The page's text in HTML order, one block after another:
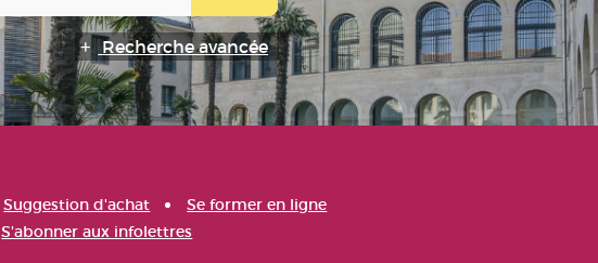
Recherche avancée
Suggestion d'achat
Se former en ligne
S'abonner aux infolettres